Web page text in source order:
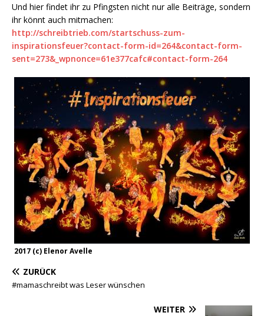
Und hier findet ihr zu Pfingsten nicht nur alle Beiträge, sondern
ihr könnt auch mitmachen:
http://schreibtrieb.com/startschuss-zum-
inspirationsfeuer?contact-form-id=264&contact-form-
sent=273&_wpnonce=61e377cafc#contact-form-264
2017 (c) Elenor Avelle
ZURÜCK
#mamaschreibt was Leser wünschen
WEITER